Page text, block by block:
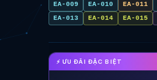
EA-009
EA-010 EA-011
EA-013
EA-014 EA-015
⚡ ƯU ĐÃI ĐẶC BIỆT